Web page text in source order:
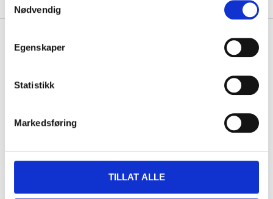
Nødvendig
Egenskaper
Statistikk
Markedsføring
TILLAT ALLE
Pay & Collect in your local store within 2 hours!
Other customers also bought